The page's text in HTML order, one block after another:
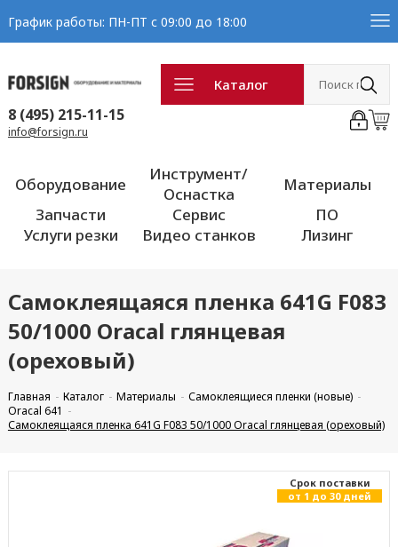
График работы: ПН-ПТ с 09:00 до 18:00
Каталог
8 (495) 215-11-15
info@forsign.ru
Оборудование
Инструмент/
Оснастка
Материалы
Запчасти
Сервис
ПО
Услуги резки
Видео станков Лизинг
Самоклеящаяся пленка 641G F083
50/1000 Oracal глянцевая
(ореховый)
Главная Каталог Материалы
Самоклеящиеся пленки (новые)
Oracal 641
Самоклеящаяся пленка 641G F083 50/1000 Oracal глянцевая (ореховый)
Cрок поставки
от 1 до 30 дней